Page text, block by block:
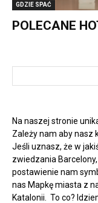
GDZIE SPAĆ
POLECANE
Na naszej stronie
Zależy nam aby nasz
Jeśli uznasz, że w
zwiedzania Barcelony,
postawienie nam
nas Mapkę miasta z
Katalonii. To co?